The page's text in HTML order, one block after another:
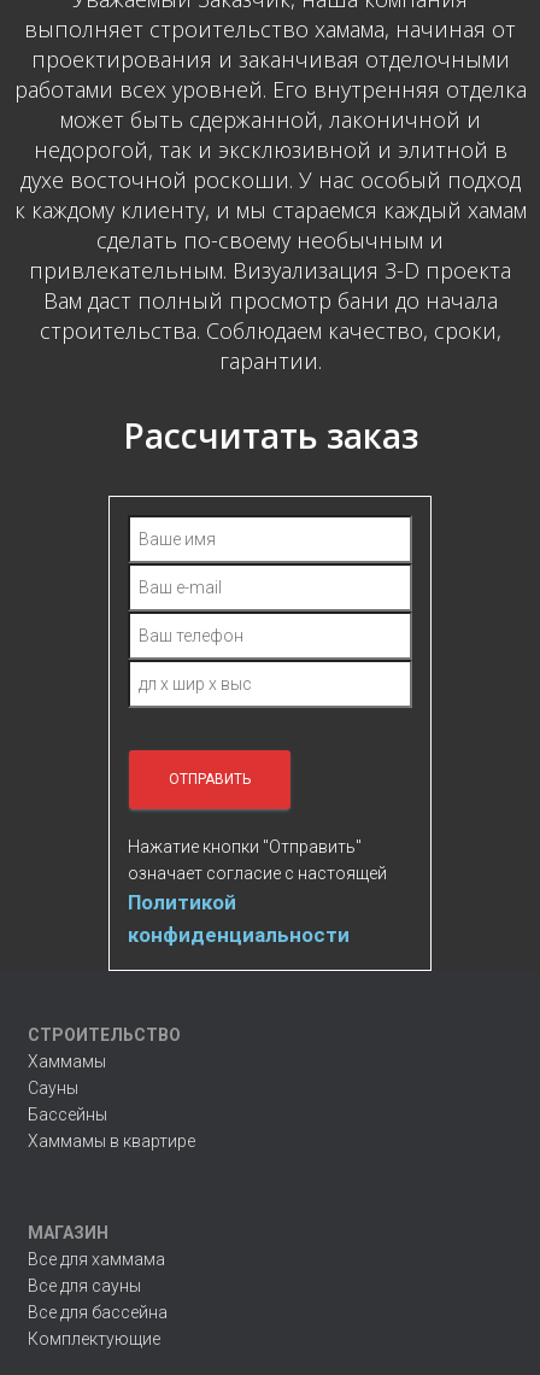
выполняет строительство хамама, начиная от
проектирования и заканчивая отделочными
работами всех уровней. Его внутренняя отделка
может быть сдержанной, лаконичной и
недорогой, так и эксклюзивной и элитной в
духе восточной роскоши. У нас особый подход
к каждому клиенту, и мы стараемся каждый хамам
сделать по-своему необычным и
привлекательным. Визуализация 3-D проекта
Вам даст полный просмотр бани до начала
строительства. Соблюдаем качество, сроки,
гарантии.
Рассчитать заказ
Нажатие кнопки "Отправить"
означает согласие с настоящей
Политикой
конфиденциальности
СТРОИТЕЛЬСТВО
Хаммамы
Сауны
Бассейны
Хаммамы в квартире
МАГАЗИН
Все для хаммама
Все для сауны
Все для бассейна
Комплектующие